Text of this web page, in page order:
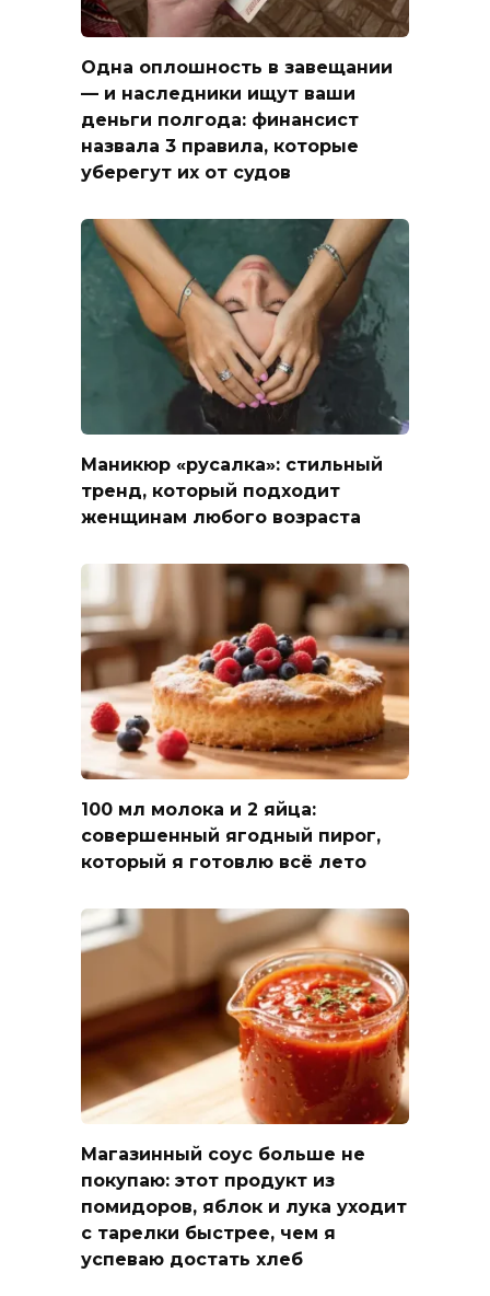
Одна оплошность в завещании
— и наследники ищут ваши
деньги полгода: финансист
назвала 3 правила, которые
уберегут их от судов
Маникюр «русалка»: стильный
тренд, который подходит
женщинам любого возраста
100 мл молока и 2 яйца:
совершенный ягодный пирог,
который я готовлю всё лето
Магазинный соус больше не
покупаю: этот продукт из
помидоров, яблок и лука уходит
с тарелки быстрее, чем я
успеваю достать хлеб